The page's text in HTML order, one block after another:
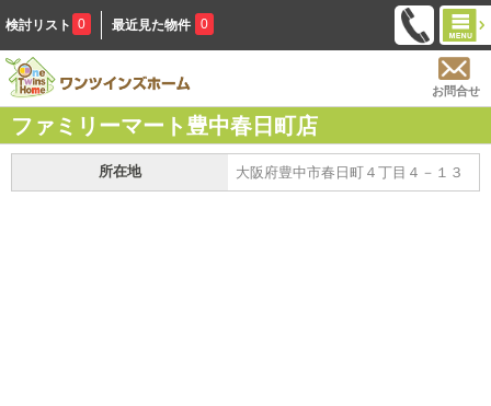
検討リスト 0 最近見た物件 0
お問合せ
ファミリーマート豊中春日町店
所在地 大阪府豊中市春日町４丁目４－１３